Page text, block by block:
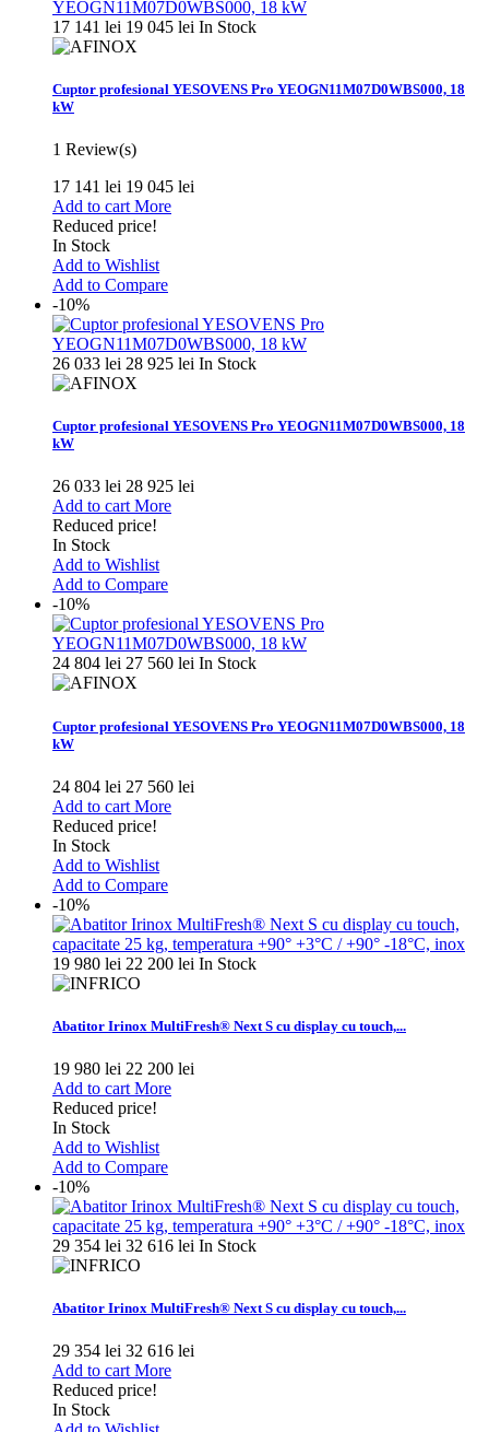
17 141 lei 19 045 lei In Stock
Cuptor profesional YESOVENS Pro YEOGN11M07D0WBS000, 18
kW
1 Review(s)
17 141 lei 19 045 lei
Add to cart More
Reduced price!
In Stock
Add to Wishlist
Add to Compare
-10%
26 033 lei 28 925 lei In Stock
Cuptor profesional YESOVENS Pro YEOGN11M07D0WBS000, 18
kW
26 033 lei 28 925 lei
Add to cart More
Reduced price!
In Stock
Add to Wishlist
Add to Compare
-10%
24 804 lei 27 560 lei In Stock
Cuptor profesional YESOVENS Pro YEOGN11M07D0WBS000, 18
kW
24 804 lei 27 560 lei
Add to cart More
Reduced price!
In Stock
Add to Wishlist
Add to Compare
-10%
19 980 lei 22 200 lei In Stock
Abatitor Irinox MultiFresh® Next S cu display cu touch,...
19 980 lei 22 200 lei
Add to cart More
Reduced price!
In Stock
Add to Wishlist
Add to Compare
-10%
29 354 lei 32 616 lei In Stock
Abatitor Irinox MultiFresh® Next S cu display cu touch,...
29 354 lei 32 616 lei
Add to cart More
Reduced price!
In Stock